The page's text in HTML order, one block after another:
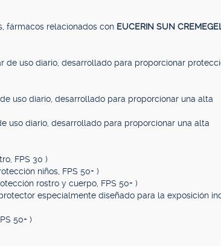
fármacos relacionados con EUCERIN SUN
de uso diario, desarrollado para proporcionar
uso diario, desarrollado para proporcionar una alta
uso diario, desarrollado para proporcionar una alta
FPS 30 )
niños, FPS 50+ )
rostro y cuerpo, FPS 50+ )
especialmente diseñado para la exposición
50+ )